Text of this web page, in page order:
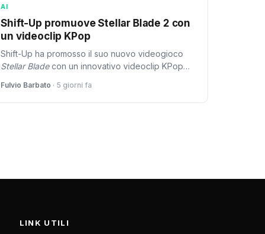
AI
Shift-Up promuove Stellar Blade 2 con
un videoclip KPop
Shift-Up ha promosso il suo nuovo videogioco
Stellar Bladecon un innovativo videoclip KPop
evidenziando l'importanza crescente della
tecnologia IA nella promozione dei videogiochi.
Fulvio Barbato · 5 giorni fa
LINK UTILI